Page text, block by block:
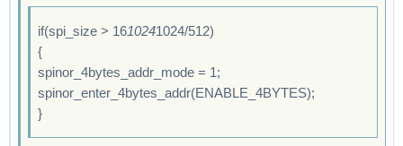
dram para[7] = 4
dram para[8] = 0
dram para[9] = 0
dram para[10] = 25994e
dram para[11] = 121210a
dram para[12] = 43031
dram para[13] = 0
nor id is 0x1940ef
[      0.781]sunxi flash init ok
hello @flash_speed=1
In:    serial
Out:   serial
Err:   serial
if(spi_size > 1610241024/512)
{
spinor_4bytes_addr_mode = 1;
spinor_enter_4bytes_addr(ENABLE_4BYTES);
}